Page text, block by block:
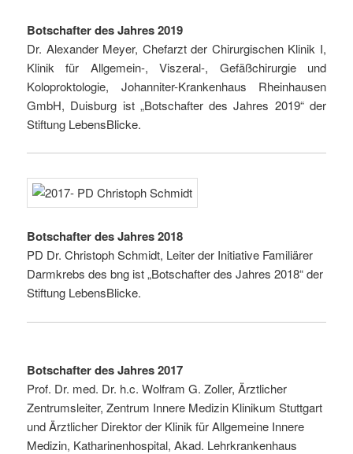
Botschafter des Jahres 2019
Dr. Alexander Meyer, Chefarzt der Chirurgischen Klinik I,
Klinik für Allgemein-, Viszeral-, Gefäßchirurgie und
Koloproktologie, Johanniter-Krankenhaus Rheinhausen
GmbH, Duisburg ist „Botschafter des Jahres 2019“ der
Stiftung LebensBlicke.
Botschafter des Jahres 2018
PD Dr. Christoph Schmidt, Leiter der Initiative Familiärer
Darmkrebs des bng ist „Botschafter des Jahres 2018“ der
Stiftung LebensBlicke.
Botschafter des Jahres 2017
Prof. Dr. med. Dr. h.c. Wolfram G. Zoller, Ärztlicher
Zentrumsleiter, Zentrum Innere Medizin Klinikum Stuttgart
und Ärztlicher Direktor der Klinik für Allgemeine Innere
Medizin, Katharinenhospital, Akad. Lehrkrankenhaus